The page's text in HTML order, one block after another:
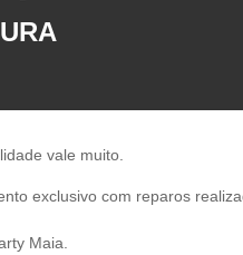
vale muito.
exclusivo com reparos
Maia.